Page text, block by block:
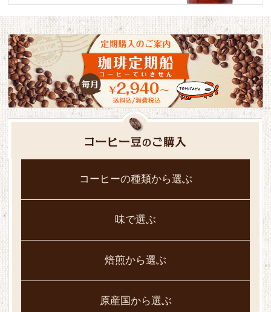
コーヒーの種類から選ぶ
味で選ぶ
焙煎から選ぶ
原産国から選ぶ